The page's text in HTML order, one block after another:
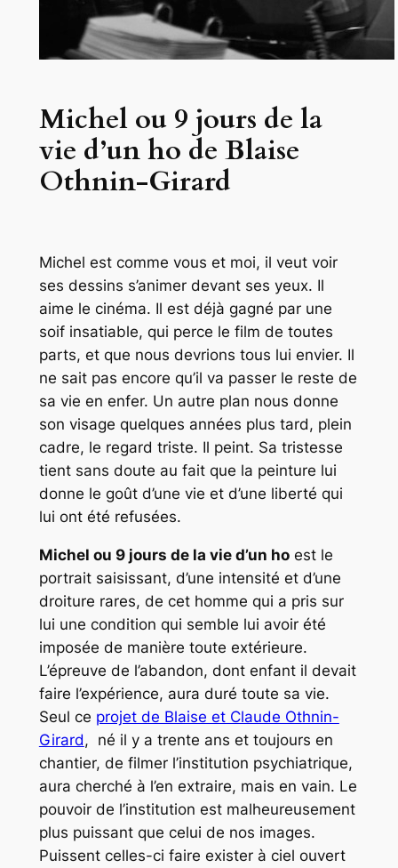
Michel ou 9 jours de la
vie d’un ho de Blaise
Othnin-Girard
Michel est comme vous et moi, il veut voir
ses dessins s’animer devant ses yeux. Il
aime le cinéma. Il est déjà gagné par une
soif insatiable, qui perce le film de toutes
parts, et que nous devrions tous lui envier. Il
ne sait pas encore qu’il va passer le reste de
sa vie en enfer. Un autre plan nous donne
son visage quelques années plus tard, plein
cadre, le regard triste. Il peint. Sa tristesse
tient sans doute au fait que la peinture lui
donne le goût d’une vie et d’une liberté qui
lui ont été refusées.
Michel ou 9 jours de la vie d’un hoest le
portrait saisissant, d’une intensité et d’une
droiture rares, de cet homme qui a pris sur
lui une condition qui semble lui avoir été
imposée de manière toute extérieure.
L’épreuve de l’abandon, dont enfant il devait
faire l’expérience, aura duré toute sa vie.
Seul ce projet de Blaise et Claude Othnin-
Girard, né il y a trente ans et toujours en
chantier, de filmer l’institution psychiatrique,
aura cherché à l’en extraire, mais en vain. Le
pouvoir de l’institution est malheureusement
plus puissant que celui de nos images.
Puissent celles-ci faire exister à ciel ouvert